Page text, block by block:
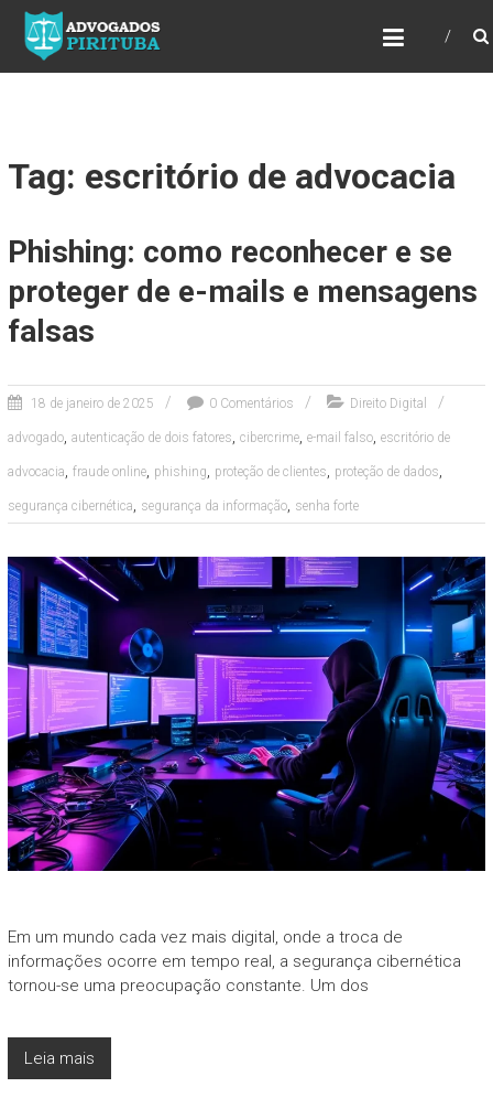
ADVOGADOS PIRITUBA
Precisando de advogado? Entre em contato!
Fazemos toda a assessoria que você
Tag: escritório de advocacia
Phishing: como reconhecer e se
proteger de e-mails e mensagens
falsas
18 de janeiro de 2025 0 Comentários Direito Digital
advogado, autenticação de dois fatores, cibercrime, e-mail falso, escritório de
advocacia, fraude online, phishing, proteção de clientes, proteção de dados,
segurança cibernética, segurança da informação, senha forte
Em um mundo cada vez mais digital, onde a troca de
informações ocorre em tempo real, a segurança cibernética
tornou-se uma preocupação constante. Um dos
Leia mais